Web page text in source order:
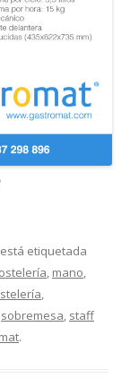
etiquetada
, mano,
,
sobremesa, staff
.